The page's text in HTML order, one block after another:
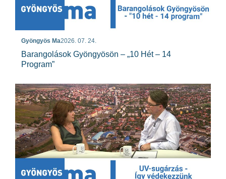
Gyöngyös Ma2026. 07. 24.
Barangolások Gyöngyösön – „10 Hét – 14
Program”